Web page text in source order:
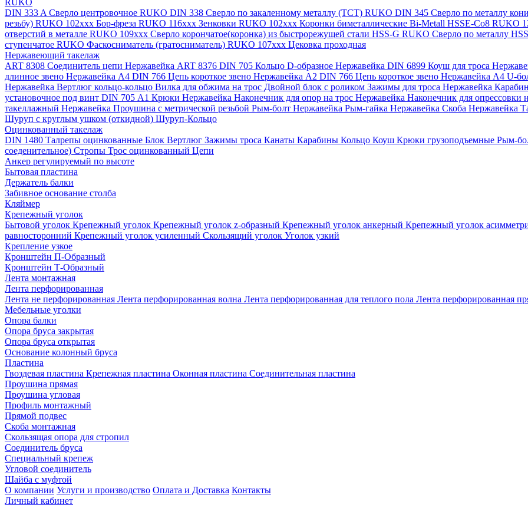
RUKO
DIN 333 A Сверло центровочное RUKO DIN 338 Сверло по закаленному металлу (ТСТ) RUKO DIN 345 Сверло по металлу
резьбу) RUKO 102xxx Бор-фреза RUKO 116xxx Зенковки RUKO 102xxx Коронки биметаллические Bi-Metall HSSE-Co8 RUKO
отверстий в металле RUKO 109ххх Сверло корончатое(коронка) из быстрорежущей стали HSS-G RUKO Сверло по металлу
ступенчатое RUKO Фаскосниматель (гратосниматель) RUKO 107xxx Цековка проходная
Нержавеющий такелаж
ART 8308 Соединитель цепи Нержавейка ART 8376 DIN 705 Кольцо D-образное Нержавейка DIN 6899 Коуш для троса
длинное звено Нержавейка A4 DIN 766 Цепь короткое звено Нержавейка A2 DIN 766 Цепь короткое звено Нержавейка А4 U-
Нержавейка Вертлюг кольцо-кольцо Вилка для обжима на трос Двойной блок с роликом Зажимы для троса Нержавейка
установочное под винт DIN 705 А1 Крюки Нержавейка Наконечник для опор на трос Нержавейка Наконечник для опрессовки
такеллажный Нержавейка Проушина с метрической резьбой Рым-болт Нержавейка Рым-гайка Нержавейка Скоба Нержавейка
Шуруп с круглым ушком (откидной) Шуруп-Кольцо
Оцинкованный такелаж
DIN 1480 Талрепы оцинкованные Блок Вертлюг Зажимы троса Канаты Карабины Кольцо Коуш Крюки грузоподъемные Рым-
соеденительное) Стропы Трос оцинкованный Цепи
Анкер регулируемый по высоте
Бытовая пластина
Держатель балки
Забивное основание столба
Кляймер
Крепежный уголок
Бытовой уголок Крепежный уголок Крепежный уголок z-образный Крепежный уголок анкерный Крепежный уголок
равносторонний Крепежный уголок усиленный Скользящий уголок Уголок узкий
Крепление узкое
Кронштейн П-Образный
Кронштейн Т-Образный
Лента монтажная
Лента перфорированная
Лента не перфорированная Лента перфорированная волна Лента перфорированная для теплого пола Лента перфорированная
Мебельные уголки
Опора балки
Опора бруса закрытая
Опора бруса открытая
Основание колонный бруса
Пластина
Гвоздевая пластина Крепежная пластина Оконная пластина Соединительная пластина
Проушина прямая
Проушина угловая
Профиль монтажный
Прямой подвес
Скоба монтажная
Скользящая опора для стропил
Соединитель бруса
Специальный крепеж
Угловой соединитель
Шайба с муфтой
О компании Услуги и производство Оплата и Доставка Контакты
Личный кабинет